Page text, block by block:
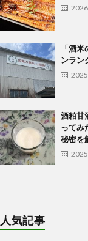
「酒
ンラン
酒粕甘
ってみ
秘密を
人気記事